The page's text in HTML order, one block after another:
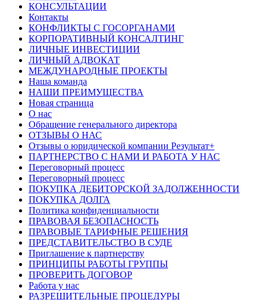
КОНСУЛЬТАЦИИ
Контакты
КОНФЛИКТЫ С ГОСОРГАНАМИ
КОРПОРАТИВНЫЙ КОНСАЛТИНГ
ЛИЧНЫЕ ИНВЕСТИЦИИ
ЛИЧНЫЙ АДВОКАТ
МЕЖДУНАРОДНЫЕ ПРОЕКТЫ
Наша команда
НАШИ ПРЕИМУЩЕСТВА
Новая страница
О нас
Обращение генерального директора
ОТЗЫВЫ О НАС
Отзывы о юридической компании Результат+
ПАРТНЕРСТВО С НАМИ И РАБОТА У НАС
Переговорный процесс
Переговорный процесс
ПОКУПКА ДЕБИТОРСКОЙ ЗАДОЛЖЕННОСТИ
ПОКУПКА ДОЛГА
Политика конфиденциальности
ПРАВОВАЯ БЕЗОПАСНОСТЬ
ПРАВОВЫЕ ТАРИФНЫЕ РЕШЕНИЯ
ПРЕДСТАВИТЕЛЬСТВО В СУДЕ
Приглашение к партнерству
ПРИНЦИПЫ РАБОТЫ ГРУППЫ
ПРОВЕРИТЬ ДОГОВОР
Работа у нас
РАЗРЕШИТЕЛЬНЫЕ ПРОЦЕДУРЫ